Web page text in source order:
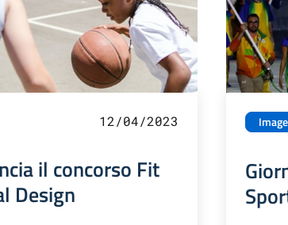
12/04/2023
il concorso Fit
Design